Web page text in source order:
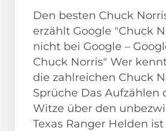
Den besten Chuck
erzählt Google "Chuck
nicht bei Google –
Chuck Norris" Wer
die zahlreichen Chuck
Sprüche Das Aufzählen
Witze über den
Texas Ranger Helden